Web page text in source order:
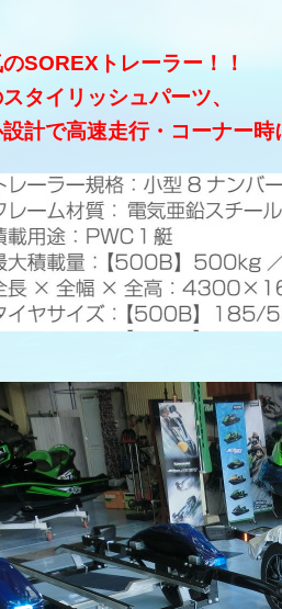
SOREXトレーラー！！
タイリッシュパーツ、
計で高速走行・コーナー時